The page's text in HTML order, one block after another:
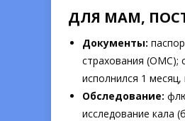
ДЛЯ МАМ,
Документы:
страхования (ОМС);
исполнился 1
Обследование:
исследование кала